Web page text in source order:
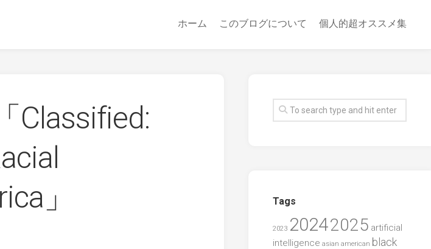
ホーム このブログについて 個人的超オススメ集
Classified:
」
Tags
2023 20242025 artificial
intelligence asian american black